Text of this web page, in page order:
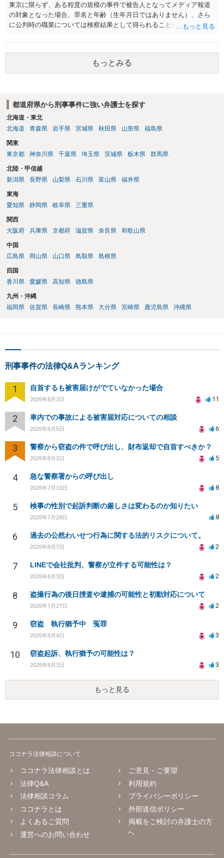
東京に限らず、ある程度の規模の事件で被告人となってメディア報道
の対象となった場合、罪名と年齢（生年月日ではありません）、さら
に公判時の職業については検察結果として得られることが通常です。
もっとみる
都道府県から刑事事件に強い弁護士を探す
北海道・東北
北海道
青森県 岩手県 宮城県 秋田県 山形県 福島県
関東
東京都
神奈川県 千葉県 埼玉県 茨城県 栃木県 群馬県
北陸・甲信越
新潟県
長野県 山梨県 石川県 富山県 福井県
東海
愛知県
静岡県 岐阜県 三重県
関西
大阪府
兵庫県 京都府 滋賀県 奈良県 和歌山県
中国
広島県
岡山県 山口県 鳥取県 島根県
四国
香川県
愛媛県 高知県 徳島県
九州・沖縄
福岡県
佐賀県 長崎県 熊本県 大分県 宮崎県 鹿児島県 沖縄県
刑事事件の法律Q&Aランキング
1 自首するも被害届けがでていなかった場合
2026年8月3日 11
2 車内での事故による被害届対応についての相談
2026年8月5日 6
3 警察から窃盗の件で呼び出し、財布返却で自首すべきか？
2026年8月2日 5
4 急な警察署からの呼び出し
2026年7月16日 8
5 検事の性別で起訴判断の厳しさは変わるのか知りたい
2026年7月29日 8
6 過去の公然わいせつ行為に関する法的リスクについて。
2026年8月7日 2
7 LINEで会社批判、警察が立件する可能性は？
2026年8月3日 2
8 盗撮行為の後日捜査や逮捕の可能性と初動対応について
2026年7月27日 2
9 窃盗 執行猶予中 冤罪
2026年8月4日 3
10 窃盗起訴、執行猶予の可能性は？
2026年8月3日 3
もっと見る
ココナラ法律相談について
ココナラ法律相談とは
法律Q&A
法律相談コラム
ココナラとは
よくあるご質問
運営へのお問い合わせ
ご意見・ご要望
利用規約
プライバシーポリシー
外部送信ポリシー
掲載をご検討の弁護士の方
へ